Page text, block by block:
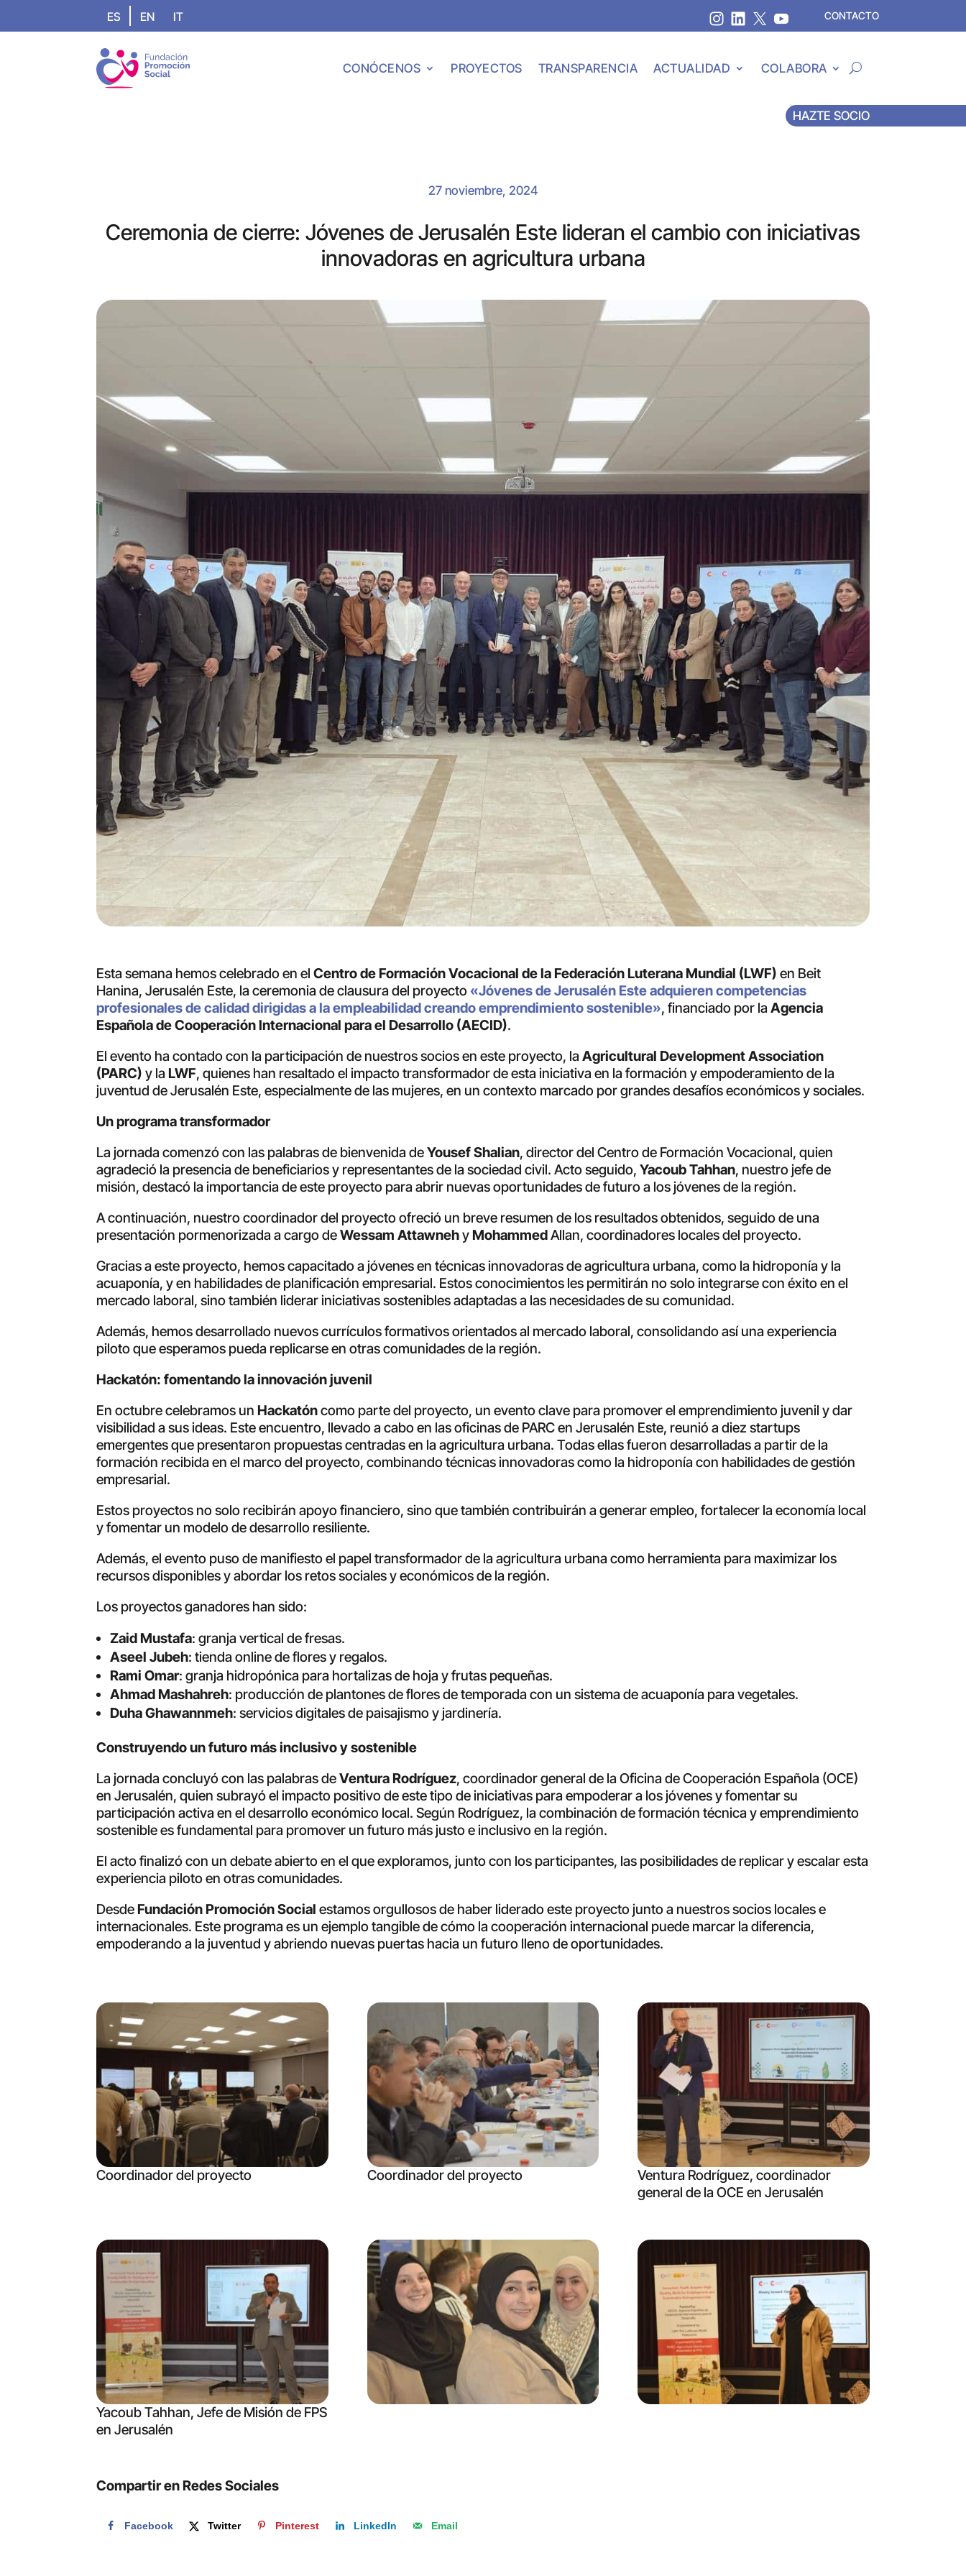
ES EN IT CONTACTO
CONÓCENOS PROYECTOS TRANSPARENCIA ACTUALIDAD COLABORA
HAZTE SOCIO
27 noviembre, 2024
Ceremonia de cierre: Jóvenes de Jerusalén Este lideran el cambio con iniciativas
innovadoras en agricultura urbana
Esta semana hemos celebrado en elCentro de Formación Vocacional de la Federación Luterana Mundial (LWF) en Beit
Hanina, Jerusalén Este, la ceremonia de clausura del proyecto «Jóvenes de Jerusalén Este adquieren competencias
profesionales de calidad dirigidas a la empleabilidad creando emprendimiento sostenible», financiado por laAgencia
Española de Cooperación Internacional para el Desarrollo (AECID).
El evento ha contado con la participación de nuestros socios en este proyecto, laAgricultural Development Association
(PARC)y laLWF, quienes han resaltado el impacto transformador de esta iniciativa en la formación y empoderamiento de la
juventud de Jerusalén Este, especialmente de las mujeres, en un contexto marcado por grandes desafíos económicos y sociales.
Un programa transformador
La jornada comenzó con las palabras de bienvenida deYousef Shalian, director del Centro de Formación Vocacional, quien
agradeció la presencia de beneficiarios y representantes de la sociedad civil. Acto seguido,Yacoub Tahhan, nuestro jefe de
misión, destacó la importancia de este proyecto para abrir nuevas oportunidades de futuro a los jóvenes de la región.
A continuación, nuestro coordinador del proyecto ofreció un breve resumen de los resultados obtenidos, seguido de una
presentación pormenorizada a cargo deWessam AttawnehyMohammedAllan, coordinadores locales del proyecto.
Gracias a este proyecto, hemos capacitado a jóvenes en técnicas innovadoras de agricultura urbana, como la hidroponía y la
acuaponía, y en habilidades de planificación empresarial. Estos conocimientos les permitirán no solo integrarse con éxito en el
mercado laboral, sino también liderar iniciativas sostenibles adaptadas a las necesidades de su comunidad.
Además, hemos desarrollado nuevos currículos formativos orientados al mercado laboral, consolidando así una experiencia
piloto que esperamos pueda replicarse en otras comunidades de la región.
Hackatón: fomentando la innovación juvenil
En octubre celebramos unHackatóncomo parte del proyecto, un evento clave para promover el emprendimiento juvenil y dar
visibilidad a sus ideas. Este encuentro, llevado a cabo en las oficinas de PARC en Jerusalén Este, reunió a diez startups
emergentes que presentaron propuestas centradas en la agricultura urbana. Todas ellas fueron desarrolladas a partir de la
formación recibida en el marco del proyecto, combinando técnicas innovadoras como la hidroponía con habilidades de gestión
empresarial.
Estos proyectos no solo recibirán apoyo financiero, sino que también contribuirán a generar empleo, fortalecer la economía local
y fomentar un modelo de desarrollo resiliente.
Además, el evento puso de manifiesto el papel transformador de la agricultura urbana como herramienta para maximizar los
recursos disponibles y abordar los retos sociales y económicos de la región.
Los proyectos ganadores han sido:
Zaid Mustafa: granja vertical de fresas.
Aseel Jubeh: tienda online de flores y regalos.
Rami Omar: granja hidropónica para hortalizas de hoja y frutas pequeñas.
Ahmad Mashahreh: producción de plantones de flores de temporada con un sistema de acuaponía para vegetales.
Duha Ghawannmeh: servicios digitales de paisajismo y jardinería.
Construyendo un futuro más inclusivo y sostenible
La jornada concluyó con las palabras deVentura Rodríguez, coordinador general de la Oficina de Cooperación Española (OCE)
en Jerusalén, quien subrayó el impacto positivo de este tipo de iniciativas para empoderar a los jóvenes y fomentar su
participación activa en el desarrollo económico local. Según Rodríguez, la combinación de formación técnica y emprendimiento
sostenible es fundamental para promover un futuro más justo e inclusivo en la región.
El acto finalizó con un debate abierto en el que exploramos, junto con los participantes, las posibilidades de replicar y escalar esta
experiencia piloto en otras comunidades.
DesdeFundación Promoción Social estamos orgullosos de haber liderado este proyecto junto a nuestros socios locales e
internacionales. Este programa es un ejemplo tangible de cómo la cooperación internacional puede marcar la diferencia,
empoderando a la juventud y abriendo nuevas puertas hacia un futuro lleno de oportunidades.
Coordinador del proyecto Coordinador del proyecto
Ventura Rodríguez, coordinador
general de la OCE en Jerusalén
Yacoub Tahhan, Jefe de Misión de FPS
en Jerusalén
Compartir en Redes Sociales
Facebook Twitter Pinterest LinkedIn Email